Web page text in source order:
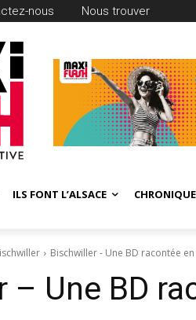
nous Nous trouver
ILS FONT L’ALSACE
Bischwiller - Une BD racontée
– Une BD